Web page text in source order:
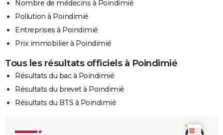
Nombre de médecins à Poindimié
Pollution à Poindimié
Entreprises à Poindimié
Prix immobilier à Poindimié
Tous les résultats officiels à Poindimié
Résultats du bac à Poindimié
Résultats du brevet à Poindimié
Résultats du BTS à Poindimié